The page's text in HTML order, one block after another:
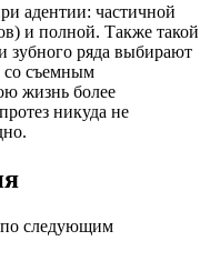
адентии: частичной
и полной. Также такой
зубного ряда выбирают
со съемным
жизнь более
никуда не
по следующим